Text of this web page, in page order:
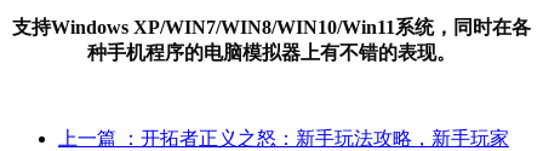
支持Windows XP/WIN7/WIN8/WIN10/Win11系统，同时在各
种手机程序的电脑模拟器上有不错的表现。
上一篇
：开拓者正义之怒：新手玩法攻略，新手玩家